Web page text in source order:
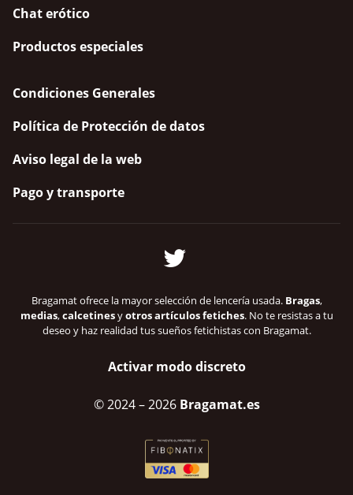
Chat erótico
Productos especiales
Condiciones Generales
Política de Protección de datos
Aviso legal de la web
Pago y transporte
Bragamat ofrece la mayor selección de lencería usada. Bragas,
medias,calcetinesyotros artículos fetiches. No te resistas a tu
deseo y haz realidad tus sueños fetichistas con Bragamat.
Activar modo discreto
© 2024– 2026 Bragamat.es